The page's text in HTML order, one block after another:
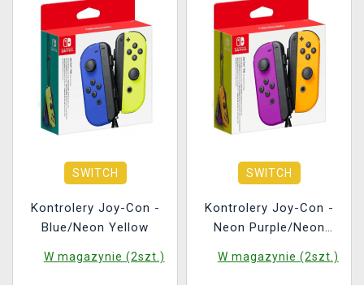
SWITCH
Kontrolery Joy-Con -
Blue/Neon Yellow
W magazynie (2szt.)
SWITCH
Kontrolery Joy-Con -
Neon Purple/Neon
W magazynie (2szt.)